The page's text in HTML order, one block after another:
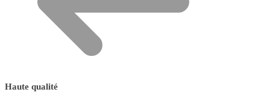
Haute qualité